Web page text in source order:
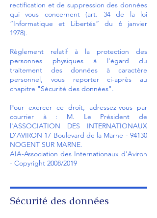
rectification et de suppression des données
qui vous concernent (art. 34 de la loi
“Informatique et Libertés” du 6 janvier
1978).
Règlement relatif à la protection des
personnes physiques à l'égard du
traitement des données à caractère
personnel, vous reporter ci-après au
chapitre "Sécurité des données".
Pour exercer ce droit, adressez-vous par
courrier à : M. Le Président de
l'ASSOCIATION DES INTERNATIONAUX
D’AVIRON 17 Boulevard de la Marne - 94130
NOGENT SUR MARNE.
AIA-Association des Internationaux d'Aviron
- Copyright 2008/2019
Sécurité des données